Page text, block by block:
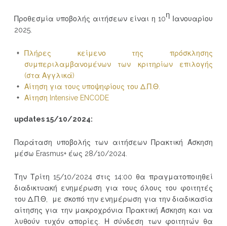
Προθεσμία υποβολής αιτήσεων είναι η 10η Ιανουαρίου
2025.
Πλήρες κείμενο της πρόσκλησης
συμπεριλαμβανομένων των κριτηρίων επιλογής
(στα Αγγλικά)
Αίτηση για τους υποψηφίους του Δ.Π.Θ.
Αίτηση Intensive ENCODE
updates 15/10/2024:
Παράταση υποβολής των αιτήσεων Πρακτική Άσκηση
μέσω Erasmus+ έως 28/10/2024.
Την Τρίτη 15/10/2024 στις 14:00 θα πραγματοποιηθεί
διαδικτυακή ενημέρωση για τους όλους του φοιτητές
του Δ.Π.Θ, με σκοπό την ενημέρωση για την διαδικασία
αίτησης για την μακροχρόνια Πρακτική Άσκηση και να
λυθούν τυχόν απορίες. Η σύνδεση των φοιτητών θα